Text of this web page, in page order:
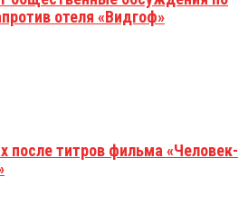
отеля «Видгоф»
после титров фильма «Человек-